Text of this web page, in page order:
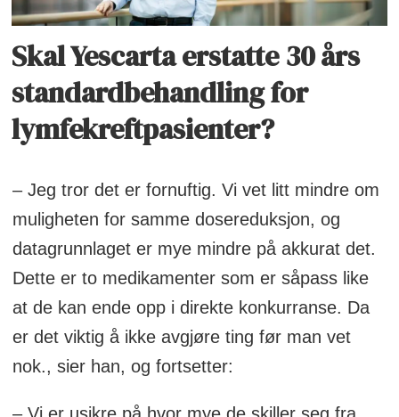
Skal Yescarta erstatte 30 års
standardbehandling for
lymfekreftpasienter?
– Jeg tror det er fornuftig. Vi vet litt mindre om
muligheten for samme dosereduksjon, og
datagrunnlaget er mye mindre på akkurat det.
Dette er to medikamenter som er såpass like
at de kan ende opp i direkte konkurranse. Da
er det viktig å ikke avgjøre ting før man vet
nok., sier han, og fortsetter: